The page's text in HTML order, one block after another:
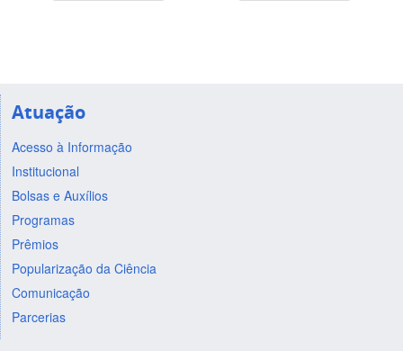
Atuação
Acesso à Informação
Institucional
Bolsas e Auxílios
Programas
Prêmios
Popularização da Ciência
Comunicação
Parcerias